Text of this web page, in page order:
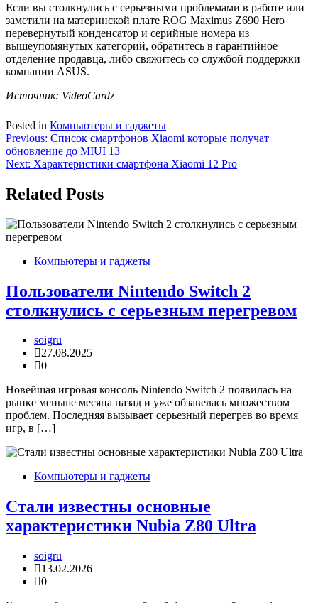
Если вы столкнулись с серьезными проблемами в работе или
заметили на материнской плате ROG Maximus Z690 Hero
перевернутый конденсатор и серийные номера из
вышеупомянутых категорий, обратитесь в гарантийное
отделение продавца, либо свяжитесь со службой поддержки
компании ASUS.
Источник: VideoCardz
Posted in Компьютеры и гаджеты
Навигация
по
Previous: Список смартфонов Xiaomi которые получат
обновление до MIUI 13
Next: Характеристики смартфона Xiaomi 12 Pro
Related Posts
Компьютеры и гаджеты
Пользователи Nintendo Switch 2
столкнулись с серьезным перегревом
soigru
27.08.2025
0
Новейшая игровая консоль Nintendo Switch 2 появилась на
рынке меньше месяца назад и уже обзавелась множеством
проблем. Последняя вызывает серьезный перегрев во время
игр, в […]
Компьютеры и гаджеты
Стали известны основные
характеристики Nubia Z80 Ultra
soigru
13.02.2026
0